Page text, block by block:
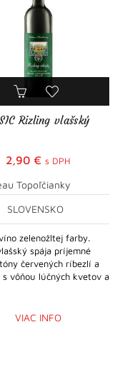
Rizling vlašský
2,90 € s DPH
Topoľčianky
SLOVENSKO
zelenožltej farby.
spája príjemné
červených ríbezlí a
s vôňou lúčných kvetov a
VIAC INFO